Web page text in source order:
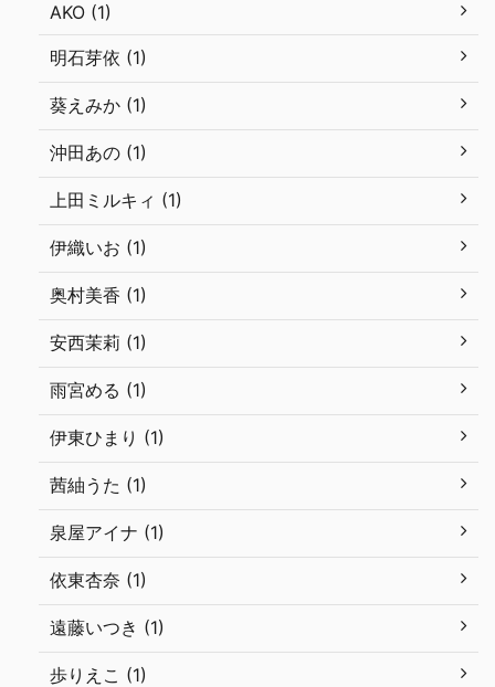
AKO (1)
明石芽依 (1)
葵えみか (1)
沖田あの (1)
上田ミルキィ (1)
伊織いお (1)
奥村美香 (1)
安西茉莉 (1)
雨宮める (1)
伊東ひまり (1)
茜紬うた (1)
泉屋アイナ (1)
依東杏奈 (1)
遠藤いつき (1)
歩りえこ (1)